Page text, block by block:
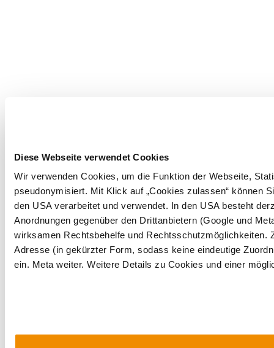
Diese Webseite verwendet Cookies
Wir verwenden Cookies, um die Funktion der Webseite,
pseudonymisiert. Mit Klick auf „Cookies zulassen“ können
den USA verarbeitet und verwendet. In den USA besteht
Anordnungen gegenüber den Drittanbietern (Google und
wirksamen Rechtsbehelfe und Rechtsschutzmöglichkeiten.
Adresse (in gekürzter Form, sodass keine eindeutige
ein. Meta weiter. Weitere Details zu Cookies und einer